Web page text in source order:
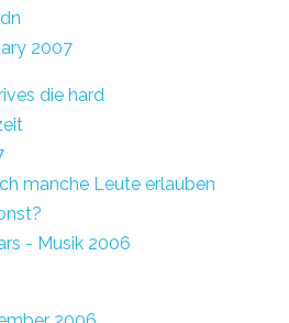
2007
die hard
manche Leute erlauben
- Musik 2006